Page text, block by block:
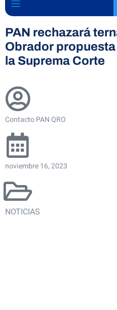
PAN rechazará
Obrador
la Suprema Corte
Contacto PAN QRO
noviembre 16, 2023
NOTICIAS